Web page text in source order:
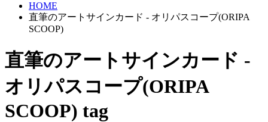
HOME
直筆のアートサインカード - オリパスコープ(ORIPA
SCOOP)
直筆のアートサインカード -
オリパスコープ(ORIPA
SCOOP) tag